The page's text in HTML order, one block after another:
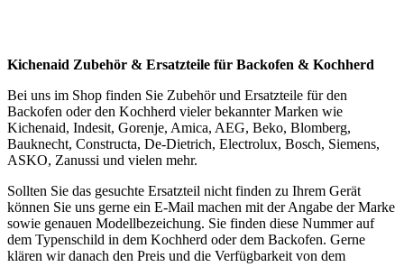
Kichenaid Zubehör & Ersatzteile für Backofen & Kochherd
Bei uns im Shop finden Sie Zubehör und Ersatzteile für den
Backofen oder den Kochherd vieler bekannter Marken wie
Kichenaid, Indesit, Gorenje, Amica, AEG, Beko, Blomberg,
Bauknecht, Constructa, De-Dietrich, Electrolux, Bosch, Siemens,
ASKO, Zanussi und vielen mehr.
Sollten Sie das gesuchte Ersatzteil nicht finden zu Ihrem Gerät
können Sie uns gerne ein E-Mail machen mit der Angabe der Marke
sowie genauen Modellbezeichung. Sie finden diese Nummer auf
dem Typenschild in dem Kochherd oder dem Backofen. Gerne
klären wir danach den Preis und die Verfügbarkeit von dem